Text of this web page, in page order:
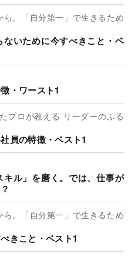
。「自分第一」で生きるため
ないために今すべきこと・ベ
・ワースト1
プロが教える リーダーのふる
員の特徴・ベスト1
ル」を磨く。では、仕事が
。「自分第一」で生きるため
きこと・ベスト1